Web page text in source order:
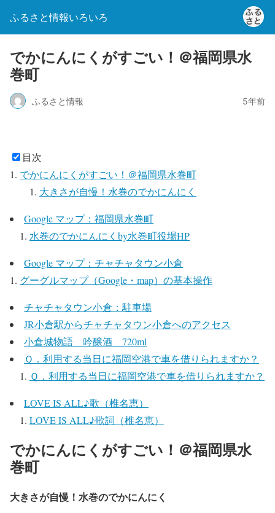
ふるさと情報いろいろ
でかにんにくがすごい！＠福岡県水
巻町
ふるさと情報 5年前
目次
でかにんにくがすごい！＠福岡県水巻町
大きさが自慢！水巻のでかにんにく
Google マップ：福岡県水巻町
水巻のでかにんにくby水巻町役場HP
Google マップ：チャチャタウン小倉
グーグルマップ（Google・map）の基本操作
チャチャタウン小倉：駐車場
JR小倉駅からチャチャタウン小倉へのアクセス
小倉城物語 吟醸酒 720ml
Ｑ．利用する当日に福岡空港で車を借りられますか？
Ｑ．利用する当日に福岡空港で車を借りられますか？
LOVE IS ALL♪歌（椎名恵）
LOVE IS ALL♪歌詞（椎名恵）
でかにんにくがすごい！＠福岡県水
巻町
大きさが自慢！水巻のでかにんにく